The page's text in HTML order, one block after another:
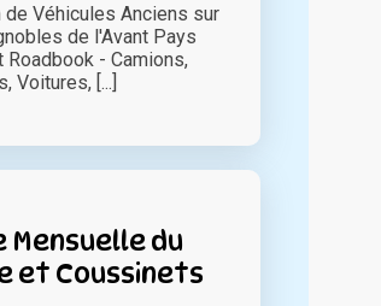
Véhicules Anciens sur
de l'Avant Pays
Roadbook - Camions,
Voitures, [...]
du
et Coussinets